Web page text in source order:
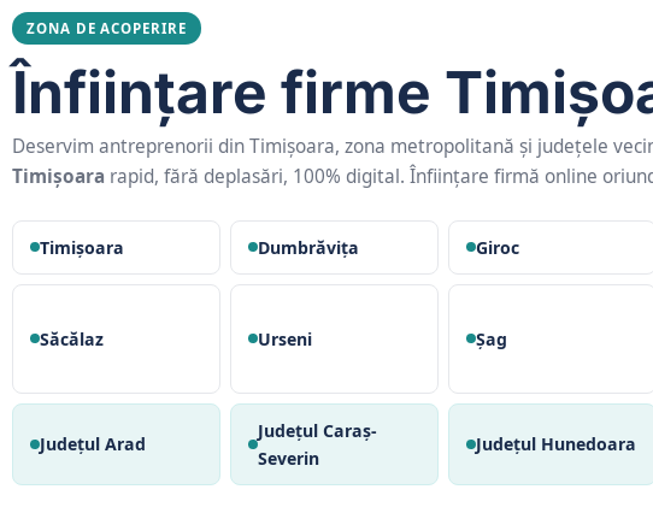
ZONA DE ACOPERIRE
Înființare firme
Deservim antreprenorii din Timișoara, zona metropolitană și județele
Timișoara rapid, fără deplasări, 100% digital. Înființare firmă online
Timișoara Dumbrăvița Giroc
Săcălaz Urseni Șag
Județul Arad
Județul Caraș-
Severin
Județul Hunedoara